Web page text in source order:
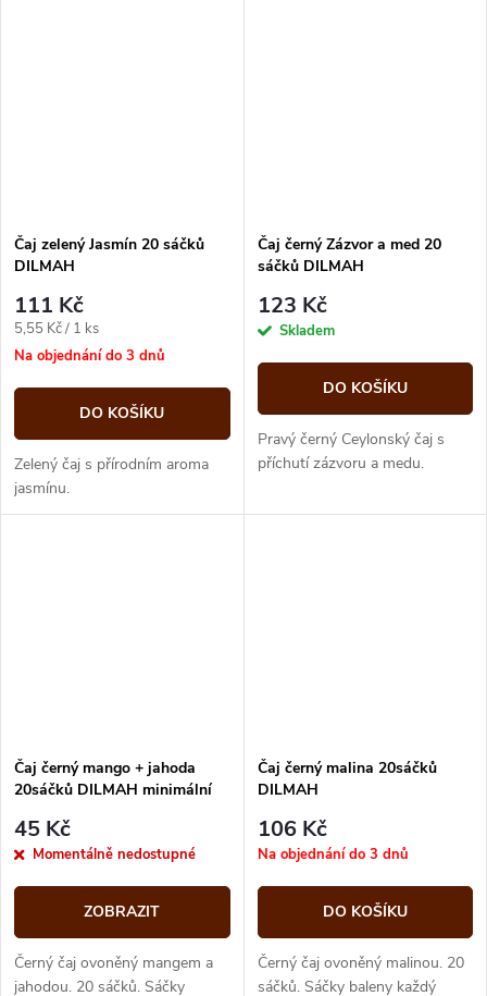
Čaj zelený Jasmín 20 sáčků
DILMAH
111 Kč
Měrná
cena:
5,55 Kč / 1 ks
Na objednání do 3 dnů
DO KOŠÍKU
Zelený čaj s přírodním aroma
jasmínu.
Čaj černý Zázvor a med 20
sáčků DILMAH
123 Kč
Skladem
DO KOŠÍKU
Pravý černý Ceylonský čaj s
příchutí zázvoru a medu.
Čaj černý mango + jahoda
20sáčků DILMAH minimální
45 Kč
Momentálně nedostupné
ZOBRAZIT
Černý čaj ovoněný mangem a
jahodou. 20 sáčků. Sáčky
Čaj černý malina 20sáčků
DILMAH
106 Kč
Na objednání do 3 dnů
DO KOŠÍKU
Černý čaj ovoněný malinou. 20
sáčků. Sáčky baleny každý